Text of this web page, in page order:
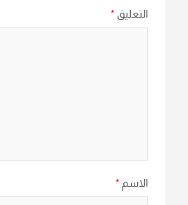
التعليق *
الاسم *